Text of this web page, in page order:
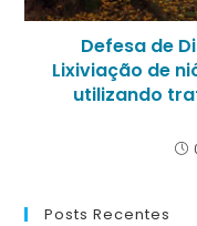
Defesa de
Lixiviação de
utilizando
Posts Recentes